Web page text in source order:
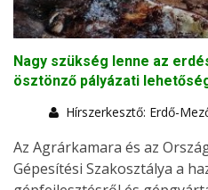
Nagy szükség lenne az
ösztönző pályázati
Hírszerkesztő: Erdő-
Az Agrárkamara és az
Gépesítési Szakosztálya a